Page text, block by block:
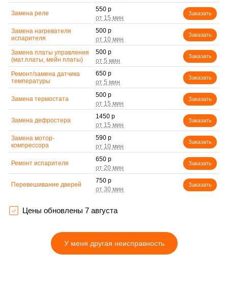
Замена реле
550 р
Заказать
Замена нагревателя
испарителя
500 р
Заказать
Замена платы управления
(мат.платы, мейн платы)
500 р
Заказать
Ремонт/замена датчика
температуры
650 р
Заказать
Замена термостата
500 р
Заказать
Замена дефростера
1450 р
Заказать
Замена мотор-
компрессора
590 р
Заказать
Ремонт испарителя
650 р
Заказать
Перевешивание дверей
750 р
Заказать
трубопровода
морозильного отделения
Прочистка дренажной
890 р
Цены обновлены 7 августа
У меня другая неисправность